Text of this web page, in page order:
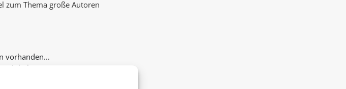
zum Thema große Autoren
Inhalte...